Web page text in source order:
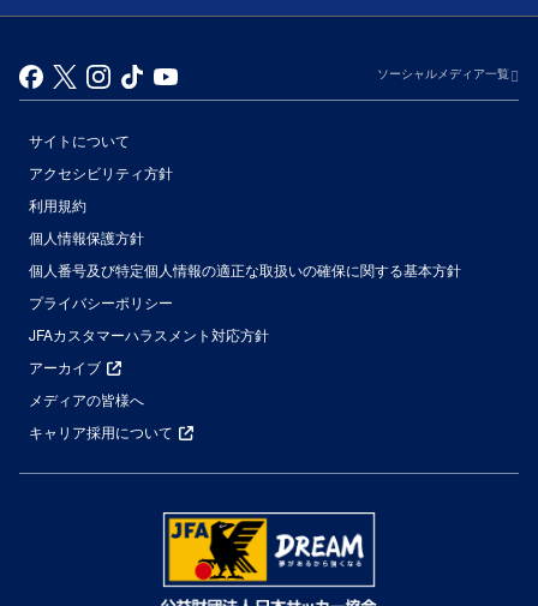
ソーシャルメディア一覧
サイトについて
アクセシビリティ方針
利用規約
個人情報保護方針
個人番号及び特定個人情報の適正な取扱いの確保に関する基本方針
プライバシーポリシー
JFAカスタマーハラスメント対応方針
アーカイブ
メディアの皆様へ
キャリア採用について